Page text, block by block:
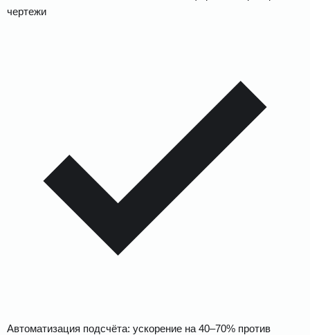
чертежи
Автоматизация подсчёта: ускорение на 40–70% против